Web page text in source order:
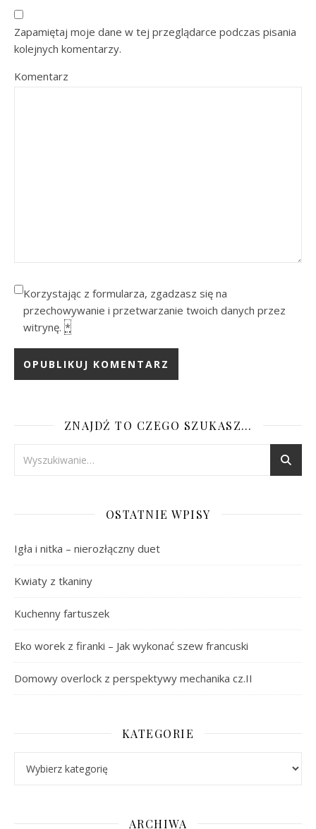
Zapamiętaj moje dane w tej przeglądarce podczas pisania
kolejnych komentarzy.
Komentarz
Korzystając z formularza, zgadzasz się na
przechowywanie i przetwarzanie twoich danych przez
witrynę. *
ZNAJDŹ TO CZEGO SZUKASZ…
OSTATNIE WPISY
Igła i nitka – nierozłączny duet
Kwiaty z tkaniny
Kuchenny fartuszek
Eko worek z firanki – Jak wykonać szew francuski
Domowy overlock z perspektywy mechanika cz.II
KATEGORIE
ARCHIWA